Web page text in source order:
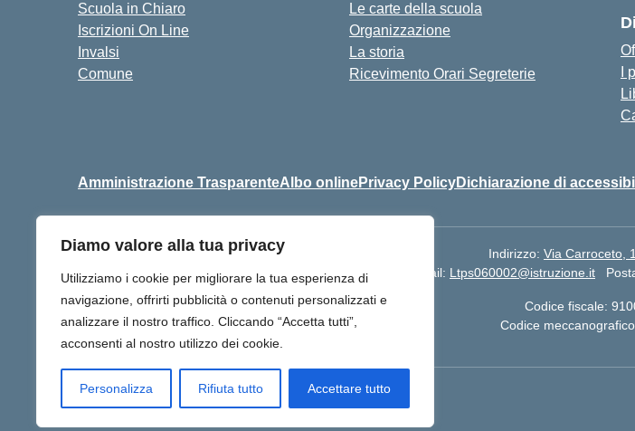
Diamo valore alla tua privacy
Utilizziamo i cookie per migliorare la tua esperienza di
navigazione, offrirti pubblicità o contenuti personalizzati e
analizzare il nostro traffico. Cliccando “Accetta tutti”,
acconsenti al nostro utilizzo dei cookie.
Personalizza Rifiuta tutto Accettare tutto
Scuola in Chiaro
Iscrizioni On Line
Invalsi
Comune
Le carte della scuola
Organizzazione
La storia
Ricevimento Orari Segreterie
I
Amministrazione TrasparenteAlbo onlinePrivacy PolicyDichiarazione di
Indirizzo: Via Carroceto,
Centralino:
+39 06 9257678 Email: Ltps060002@istruzione.it
Codice fiscale:
Codice